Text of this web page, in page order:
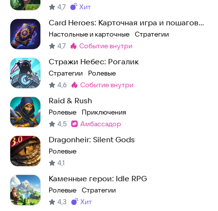
4,7 Метка
хит
Card Heroes: Карточная игра и пошаговая
стратегия
Настольные и карточные · Стратегии
4,7 Метка:
событие внутри
Стражи Небес: Рогалик
Стратегии · Ролевые
4,6 Метка:
событие внутри
Raid & Rush
Ролевые · Приключения
4,5 Метка:
амбассадор
Dragonheir: Silent Gods
Ролевые
4,1
Каменные герои: Idle RPG
Ролевые · Стратегии
4,3 Метка
хит